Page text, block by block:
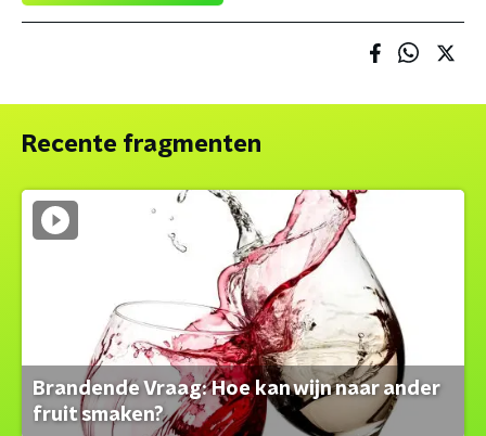
Recente fragmenten
Brandende Vraag: Hoe kan wijn naar ander
fruit smaken?